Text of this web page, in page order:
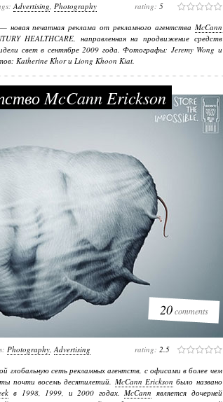
Advertising, Photography rating: 5
новая печатная реклама от рекламного агентства McCann
HEALTHCARE, направленная на продвижение средств
свет в сентябре 2009 года. Фотографы: Jeremy Wong и
Katherine Khor и Liong Khoon Kiat.
McCann Erickson
20comments
Photography,Advertising rating: 2.5
глобальную сеть рекламных агентств, с офисами в более чем
почти восемь десятилетий. McCann Erickson было названо
в 1998, 1999, и 2000 годах.McCann является дочерней